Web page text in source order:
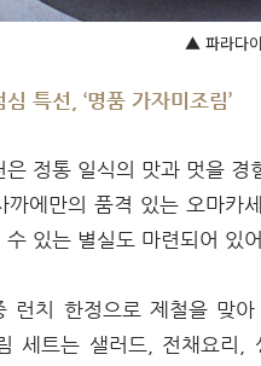
▲ 파라다
특선, ‘명품 가자미조림’
정통 일식의 맛과 멋을 경
까에만의 품격 있는 오마카
있는 별실도 마련되어 있
런치 한정으로 제철을 맞
세트는 샐러드, 전채요리